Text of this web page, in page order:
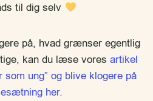
til dig selv
på, hvad grænser egentlig
kan du læse vores artikel
ung” og blive klogere på
her.